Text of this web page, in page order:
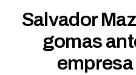
Salvador
gomas